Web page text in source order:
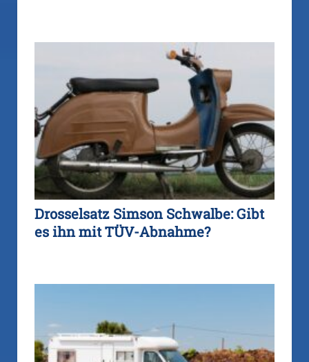
Drosselsatz Simson Schwalbe: Gibt
es ihn mit TÜV-Abnahme?